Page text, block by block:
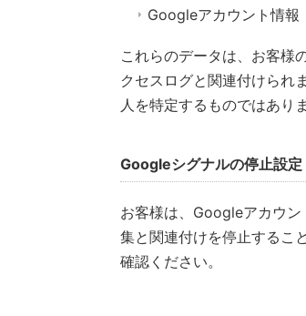
Googleアカウント情報
これらのデータは、お客様
クセスログと関連付けられ
人を特定するものではあり
Googleシグナルの停止設定
お客様は、Googleアカウ
集と関連付けを停止するこ
確認ください。